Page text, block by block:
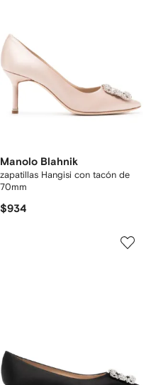
Manolo Blahnik
zapatillas Hangisi con tacón de
70mm
$934